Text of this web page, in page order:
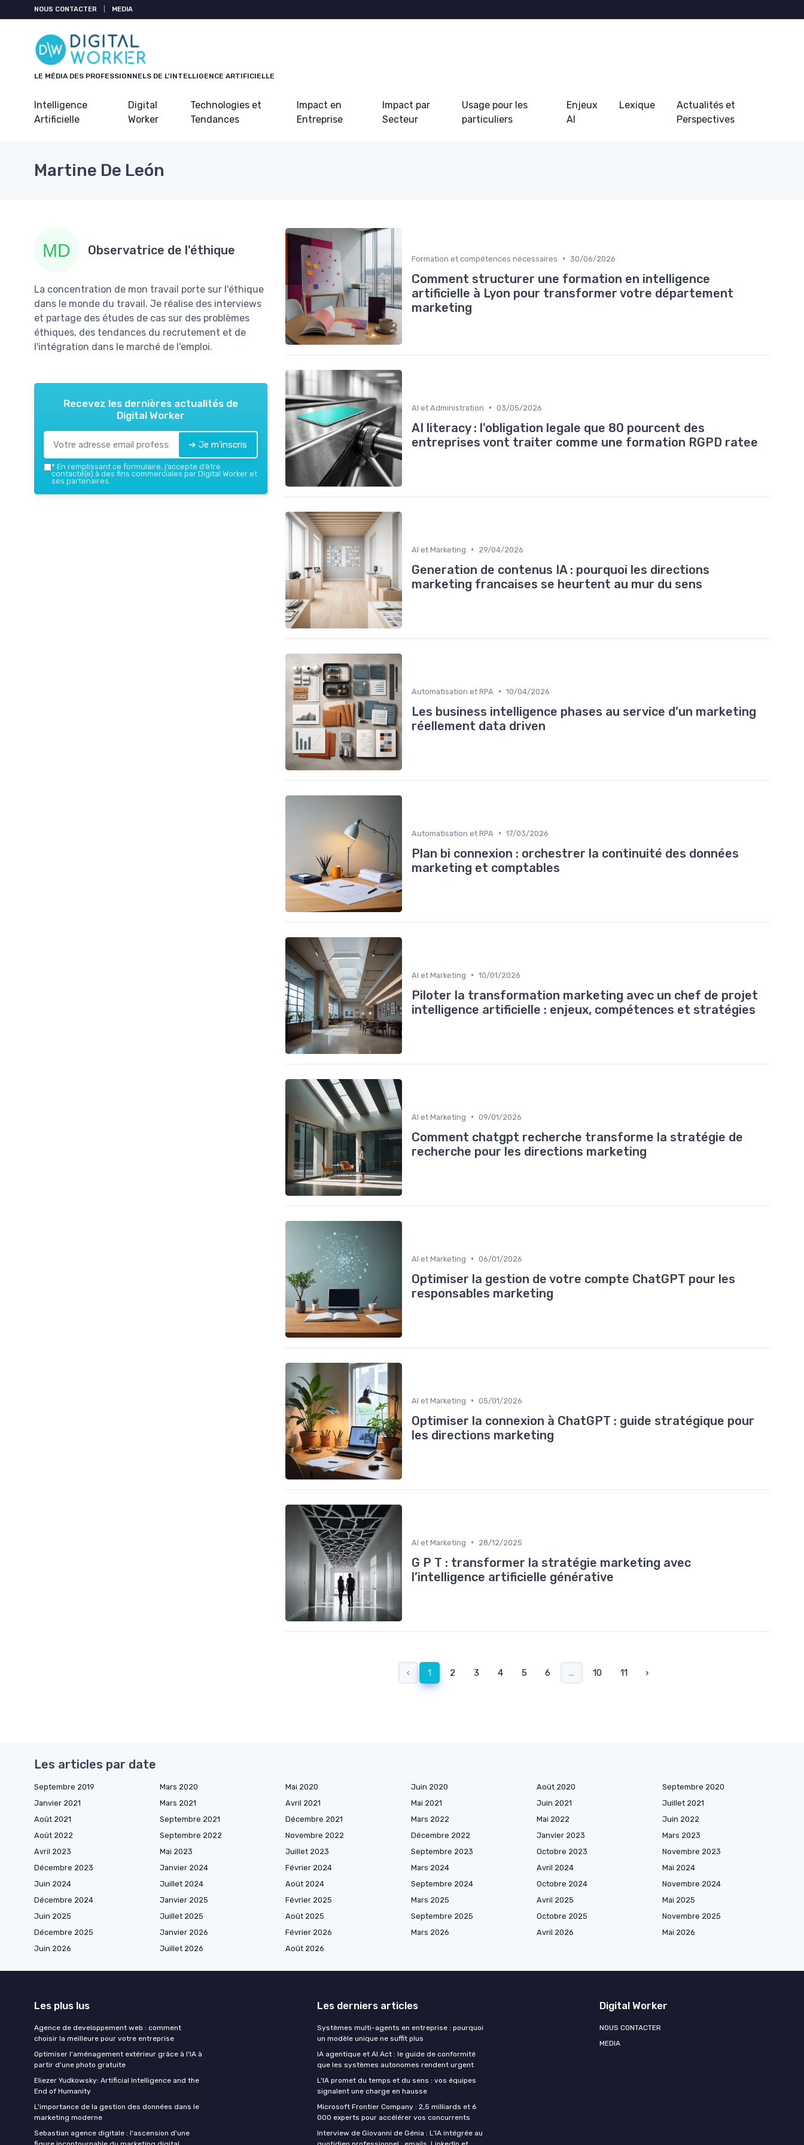
NOUS CONTACTER MEDIA
LE MÉDIA DES PROFESSIONNELS DE L'INTELLIGENCE ARTIFICIELLE
Intelligence
Artificielle
Digital
Worker
Technologies et
Tendances
Impact en
Entreprise
Impact par
Secteur
Usage pour les
particuliers
Enjeux
AI
Lexique
Actualités et
Perspectives
Martine De León
Observatrice de l'éthique
La concentration de mon travail porte sur l'éthique
dans le monde du travail. Je réalise des interviews
et partage des études de cas sur des problèmes
éthiques, des tendances du recrutement et de
l'intégration dans le marché de l'emploi.
Recevez les dernières actualités de
Digital Worker
➔ Je m'inscris
* En remplissant ce formulaire, j’accepte d’être
contacté(e) à des fins commerciales par Digital Worker et
ses partenaires.
Formation et compétences nécessaires • 30/06/2026
Comment structurer une formation en intelligence
artificielle à Lyon pour transformer votre département
marketing
AI et Administration • 03/05/2026
AI literacy : l'obligation legale que 80 pourcent des
entreprises vont traiter comme une formation RGPD ratee
AI et Marketing • 29/04/2026
Generation de contenus IA : pourquoi les directions
marketing francaises se heurtent au mur du sens
Automatisation et RPA • 10/04/2026
Les business intelligence phases au service d’un marketing
réellement data driven
Automatisation et RPA • 17/03/2026
Plan bi connexion : orchestrer la continuité des données
marketing et comptables
AI et Marketing • 10/01/2026
Piloter la transformation marketing avec un chef de projet
intelligence artificielle : enjeux, compétences et stratégies
AI et Marketing • 09/01/2026
Comment chatgpt recherche transforme la stratégie de
recherche pour les directions marketing
AI et Marketing • 06/01/2026
Optimiser la gestion de votre compte ChatGPT pour les
responsables marketing
AI et Marketing • 05/01/2026
Optimiser la connexion à ChatGPT : guide stratégique pour
les directions marketing
AI et Marketing • 28/12/2025
G P T : transformer la stratégie marketing avec
l’intelligence artificielle générative
‹ 1 2 3 4 5 6 ... 10 11 ›
Les articles par date
Septembre 2019 Mars 2020 Mai 2020 Juin 2020 Août 2020
Septembre 2020
Janvier 2021
Mars 2021 Avril 2021 Mai 2021 Juin 2021
Juillet 2021
Août 2021
Septembre 2021 Décembre 2021 Mars 2022 Mai 2022
Juin 2022
Août 2022
Septembre 2022 Novembre 2022 Décembre 2022 Janvier 2023
Mars 2023
Avril 2023
Mai 2023 Juillet 2023 Septembre 2023 Octobre 2023
Novembre 2023
Décembre 2023
Janvier 2024 Février 2024 Mars 2024 Avril 2024
Mai 2024
Juin 2024
Juillet 2024 Août 2024 Septembre 2024 Octobre 2024
Novembre 2024
Décembre 2024
Janvier 2025 Février 2025 Mars 2025 Avril 2025
Mai 2025
Juin 2025
Juillet 2025 Août 2025 Septembre 2025 Octobre 2025
Novembre 2025
Décembre 2025
Janvier 2026 Février 2026 Mars 2026 Avril 2026
Mai 2026
Juin 2026
Juillet 2026 Août 2026
Les plus lus
Agence de developpement web : comment
choisir la meilleure pour votre entreprise
Optimiser l'aménagement extérieur grâce à l'IA à
partir d'une photo gratuite
Eliezer Yudkowsky: Artificial Intelligence and the
End of Humanity
L'importance de la gestion des données dans le
marketing moderne
Sebastian agence digitale : l'ascension d'une
Les derniers articles
Systèmes multi-agents en entreprise : pourquoi
un modèle unique ne suffit plus
IA agentique et AI Act : le guide de conformité
que les systèmes autonomes rendent urgent
L'IA promet du temps et du sens : vos équipes
signalent une charge en hausse
Microsoft Frontier Company : 2,5 milliards et 6
000 experts pour accélérer vos concurrents
Interview de Giovanni de Génia : L’IA intégrée au
Digital Worker
NOUS CONTACTER
MEDIA
Panneau de gestion des cookies